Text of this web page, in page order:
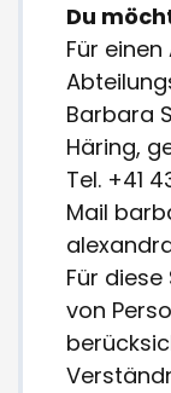
Du
Für
Barbara
Häring,
Tel. +41
Mail
Für
von